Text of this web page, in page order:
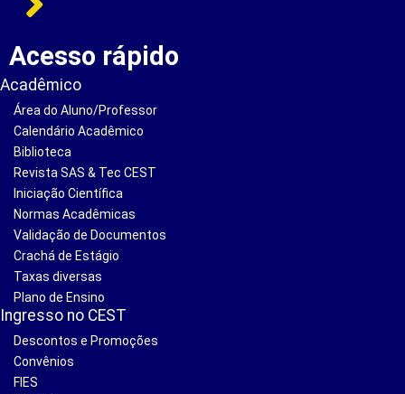
Acesso rápido
Acadêmico
Área do Aluno/Professor
Calendário Acadêmico
Biblioteca
Revista SAS & Tec CEST
Iniciação Científica
Normas Acadêmicas
Validação de Documentos
Crachá de Estágio
Taxas diversas
Plano de Ensino
Ingresso no CEST
Descontos e Promoções
Convênios
FIES